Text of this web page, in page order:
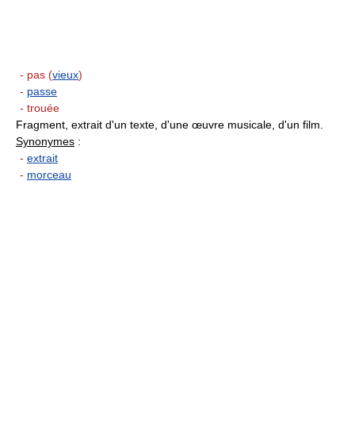
- pas (vieux)
- passe
- trouée
Fragment, extrait d'un texte, d'une œuvre musicale, d'un film.
Synonymes :
- extrait
- morceau